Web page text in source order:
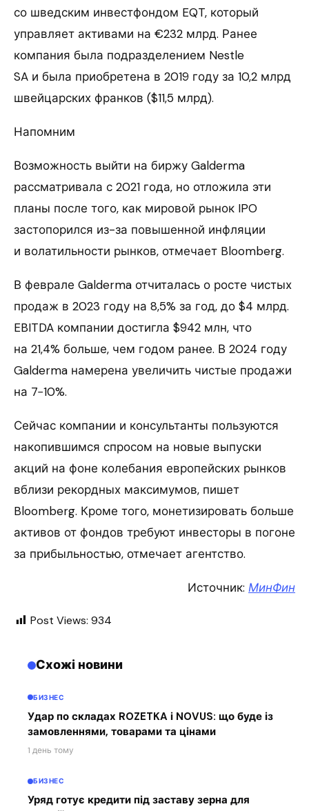
со шведским инвестфондом EQT, который
управляет активами на €232 млрд. Ранее
компания была подразделением Nestle
SA и была приобретена в 2019 году за 10,2 млрд
швейцарских франков ($11,5 млрд).
Напомним
Возможность выйти на биржу Galderma
рассматривала с 2021 года, но отложила эти
планы после того, как мировой рынок IPO
застопорился из-за повышенной инфляции
и волатильности рынков, отмечает Bloomberg.
В феврале Galderma отчиталась о росте чистых
продаж в 2023 году на 8,5% за год, до $4 млрд.
EBITDA компании достигла $942 млн, что
на 21,4% больше, чем годом ранее. В 2024 году
Galderma намерена увеличить чистые продажи
на 7−10%.
Сейчас компании и консультанты пользуются
накопившимся спросом на новые выпуски
акций на фоне колебания европейских рынков
вблизи рекордных максимумов, пишет
Bloomberg. Кроме того, монетизировать больше
активов от фондов требуют инвесторы в погоне
за прибыльностью, отмечает агентство.
Источник: МинФин
Post Views: 934
Схожі новини
БИЗНЕС
Удар по складах ROZETKA і NOVUS: що буде із
замовленнями, товарами та цінами
1 день тому
БИЗНЕС
Уряд готує кредити під заставу зерна для